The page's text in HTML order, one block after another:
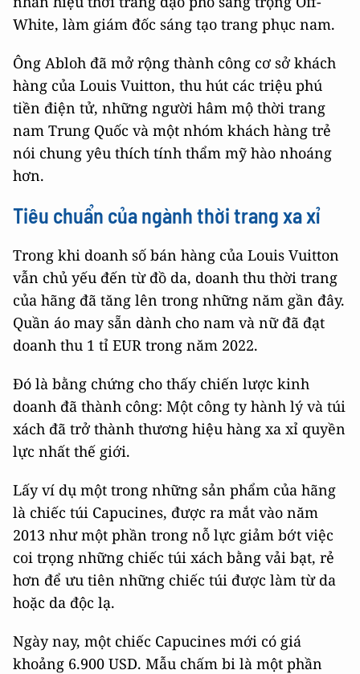
White, làm giám đốc sáng tạo trang phục nam.
Ông Abloh đã mở rộng thành công cơ sở khách
hàng của Louis Vuitton, thu hút các triệu phú
tiền điện tử, những người hâm mộ thời trang
nam Trung Quốc và một nhóm khách hàng trẻ
nói chung yêu thích tính thẩm mỹ hào nhoáng
hơn.
Tiêu chuẩn của ngành thời trang xa xỉ
Trong khi doanh số bán hàng của Louis Vuitton
vẫn chủ yếu đến từ đồ da, doanh thu thời trang
của hãng đã tăng lên trong những năm gần đây.
Quần áo may sẵn dành cho nam và nữ đã đạt
doanh thu 1 tỉ EUR trong năm 2022.
Đó là bằng chứng cho thấy chiến lược kinh
doanh đã thành công: Một công ty hành lý và túi
xách đã trở thành thương hiệu hàng xa xỉ quyền
lực nhất thế giới.
Lấy ví dụ một trong những sản phẩm của hãng
là chiếc túi Capucines, được ra mắt vào năm
2013 như một phần trong nỗ lực giảm bớt việc
coi trọng những chiếc túi xách bằng vải bạt, rẻ
hơn để ưu tiên những chiếc túi được làm từ da
hoặc da độc lạ.
Ngày nay, một chiếc Capucines mới có giá
khoảng 6.900 USD. Mẫu chấm bi là một phần